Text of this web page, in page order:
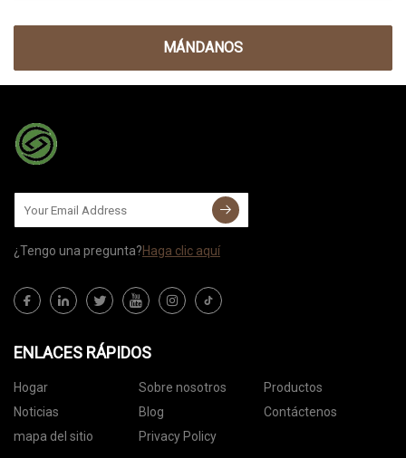
MÁNDANOS
¿Tengo una pregunta?Haga clic aquí
ENLACES RÁPIDOS
Hogar Sobre nosotros
Productos
Noticias
Blog
Contáctenos
mapa del sitio
Privacy Policy